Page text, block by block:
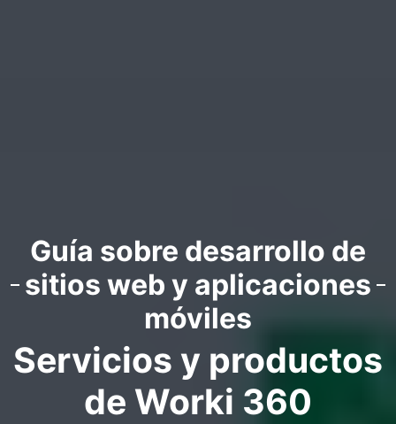
Guía sobre desarrollo de
sitios web y aplicaciones
móviles
Servicios y productos
de Worki 360